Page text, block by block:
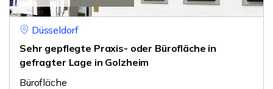
Düsseldorf
Sehr gepflegte Praxis- oder Bürofläche in
gefragter Lage in Golzheim
Bürofläche